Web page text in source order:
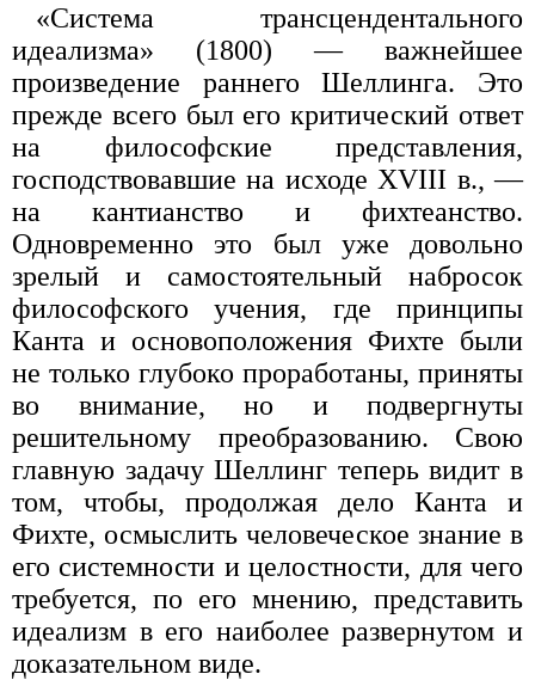
«Система трансцендентального
идеализма» (1800) — важнейшее
произведение раннего Шеллинга. Это
прежде всего был его критический ответ
на философские представления,
господствовавшие на исходе XVIII в., —
на кантианство и фихтеанство.
Одновременно это был уже довольно
зрелый и самостоятельный набросок
философского учения, где принципы
Канта и основоположения Фихте были
не только глубоко проработаны, приняты
во внимание, но и подвергнуты
решительному преобразованию. Свою
главную задачу Шеллинг теперь видит в
том, чтобы, продолжая дело Канта и
Фихте, осмыслить человеческое знание в
его системности и целостности, для чего
требуется, по его мнению, представить
идеализм в его наиболее развернутом и
доказательном виде.